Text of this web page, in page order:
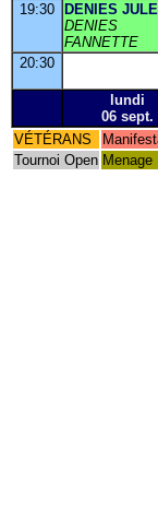
19:30
DENIES
DENIES
FANNETTE
20:30
lundi
06 sept.
VÉTÉRANS
Tournoi Open Menage